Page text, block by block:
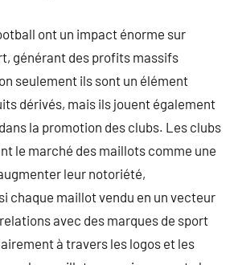
ont un impact énorme sur
générant des profits massifs
seulement ils sont un élément
dérivés, mais ils jouent également
la promotion des clubs. Les clubs
le marché des maillots comme une
leur notoriété,
chaque maillot vendu en un vecteur
avec des marques de sport
à travers les logos et les